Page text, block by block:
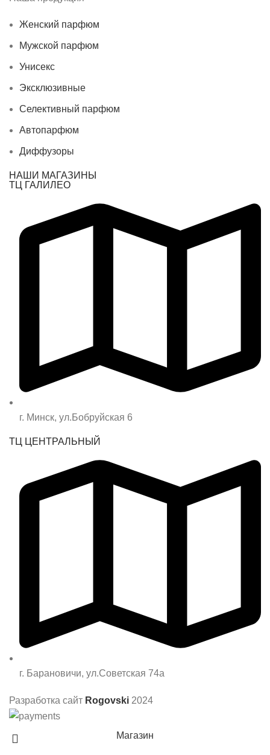
Женский парфюм
Мужской парфюм
Унисекс
Эксклюзивные
Селективный парфюм
Автопарфюм
Диффузоры
НАШИ МАГАЗИНЫ
ТЦ ГАЛИЛЕО
г. Минск, ул.Бобруйская 6
ТЦ ЦЕНТРАЛЬНЫЙ
г. Барановичи, ул.Советская 74а
Разработка сайт Rogovski 2024
Магазин